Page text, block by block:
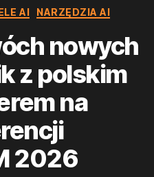
Kategorie
AI NARZĘDZIA AI
nowych
z polskim
na
2026